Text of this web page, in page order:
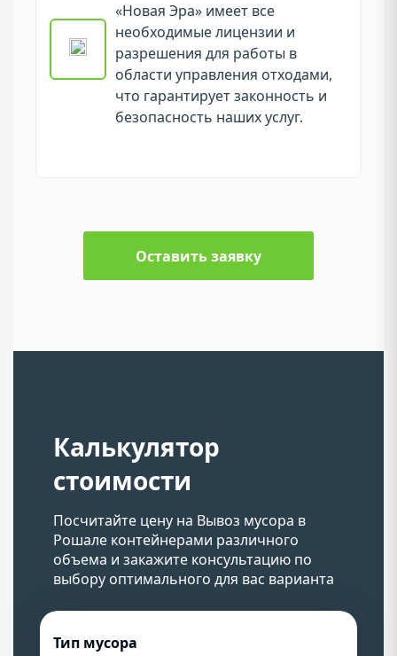
«Новая Эра» имеет все
необходимые лицензии и
разрешения для работы в
области управления отходами,
что гарантирует законность и
безопасность наших услуг.
Оставить заявку
Калькулятор
стоимости
Посчитайте цену на Вывоз мусора в
Рошале контейнерами различного
объема и закажите консультацию по
выбору оптимального для вас варианта
Тип мусора